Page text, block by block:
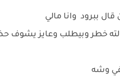
ببرود وانا مالي
خطر وبيطلب وعايز يشوف
في وشه